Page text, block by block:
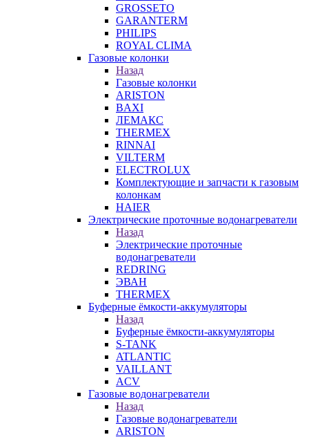
GROSSETO
GARANTERM
PHILIPS
ROYAL CLIMA
Газовые колонки
Назад
Газовые колонки
ARISTON
BAXI
ЛЕМАКС
THERMEX
RINNAI
VILTERM
ELECTROLUX
Комплектующие и запчасти к газовым
колонкам
HAIER
Электрические проточные водонагреватели
Назад
Электрические проточные
водонагреватели
REDRING
ЭВАН
THERMEX
Буферные ёмкости-аккумуляторы
Назад
Буферные ёмкости-аккумуляторы
S-TANK
ATLANTIC
VAILLANT
ACV
Газовые водонагреватели
Назад
Газовые водонагреватели
ARISTON